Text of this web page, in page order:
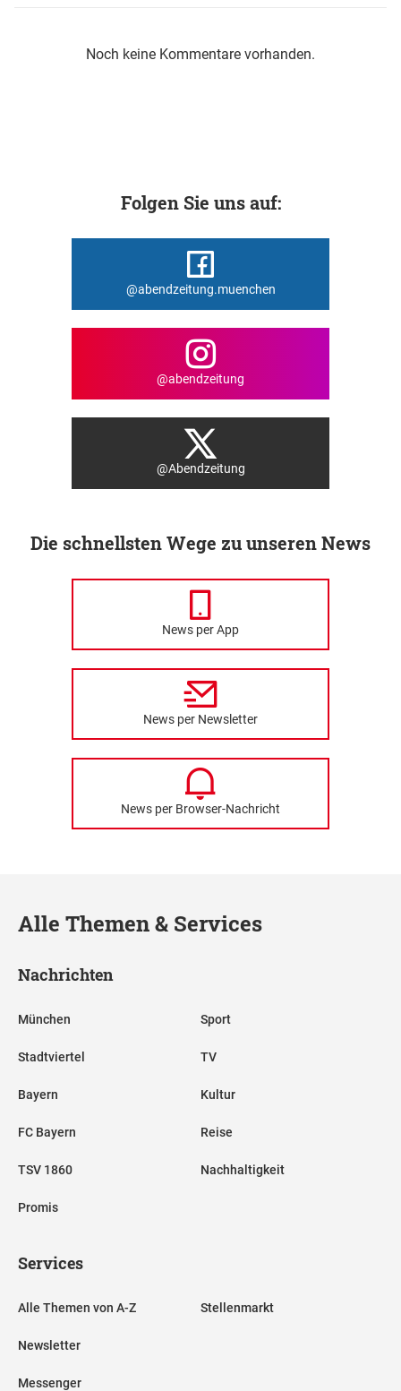
Noch keine Kommentare vorhanden.
Folgen Sie uns auf:
@abendzeitung.muenchen
@abendzeitung
@Abendzeitung
Die schnellsten Wege zu unseren News
News per App
News per Newsletter
News per Browser-Nachricht
Alle Themen & Services
Nachrichten
München
Stadtviertel
Bayern
FC Bayern
TSV 1860
Promis
Sport
TV
Kultur
Reise
Nachhaltigkeit
Services
Alle Themen von A-Z
Newsletter
Messenger
Stellenmarkt